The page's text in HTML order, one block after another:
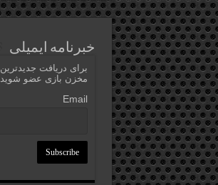
خبرنامه ایمیلی
برای دریافت
مخزن بازی عضو
Email